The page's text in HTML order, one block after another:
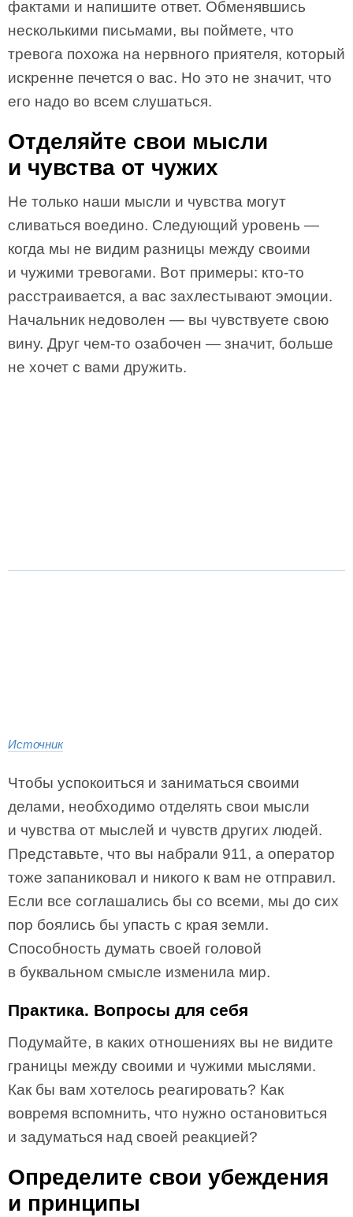
фактами и напишите ответ. Обменявшись
несколькими письмами, вы поймете, что
тревога похожа на нервного приятеля, который
искренне печется о вас. Но это не значит, что
его надо во всем слушаться.
Отделяйте свои мысли
и чувства от чужих
Не только наши мысли и чувства могут
сливаться воедино. Следующий уровень —
когда мы не видим разницы между своими
и чужими тревогами. Вот примеры: кто-то
расстраивается, а вас захлестывают эмоции.
Начальник недоволен — вы чувствуете свою
вину. Друг чем-то озабочен — значит, больше
не хочет с вами дружить.
Источник
Чтобы успокоиться и заниматься своими
делами, необходимо отделять свои мысли
и чувства от мыслей и чувств других людей.
Представьте, что вы набрали 911, а оператор
тоже запаниковал и никого к вам не отправил.
Если все соглашались бы со всеми, мы до сих
пор боялись бы упасть с края земли.
Способность думать своей головой
в буквальном смысле изменила мир.
Практика. Вопросы для себя
Подумайте, в каких отношениях вы не видите
границы между своими и чужими мыслями.
Как бы вам хотелось реагировать? Как
вовремя вспомнить, что нужно остановиться
и задуматься над своей реакцией?
Определите свои убеждения
и принципы